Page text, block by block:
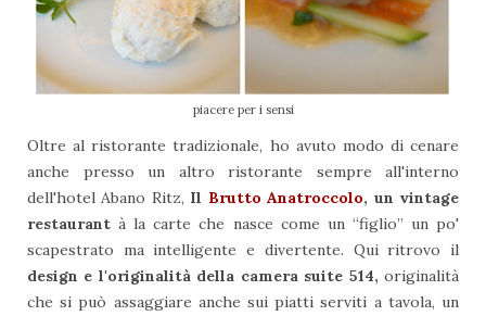
piacere per i sensi
Oltre al ristorante tradizionale, ho avuto modo di cenare
anche presso un altro ristorante sempre all'interno
dell'hotel Abano Ritz, Il Brutto Anatroccolo, un vintage
restaurant à la carte che nasce come un “figlio” un po'
scapestrato ma intelligente e divertente. Qui ritrovo il
design e l'originalità della camera suite 514, originalità
che si può assaggiare anche sui piatti serviti a tavola, un